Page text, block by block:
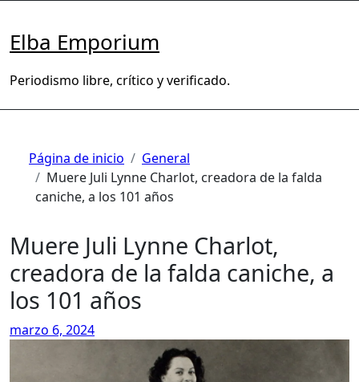
contenido
Elba Emporium
Periodismo libre, crítico y verificado.
Página de inicio
General
Muere Juli Lynne Charlot, creadora de la falda
caniche, a los 101 años
Muere Juli Lynne Charlot,
creadora de la falda caniche, a
los 101 años
marzo 6, 2024